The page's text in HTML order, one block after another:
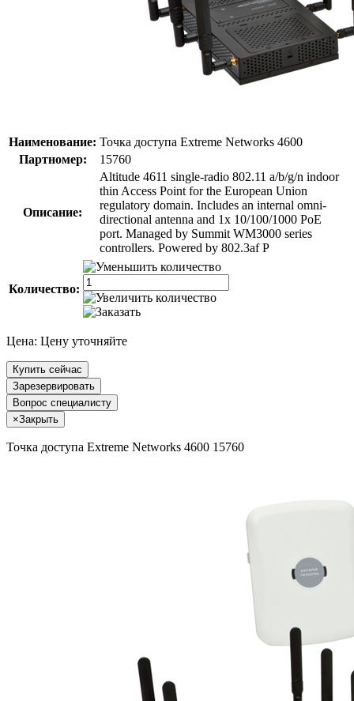
Наименование: Точка доступа Extreme Networks 4600
Партномер:
15760
Описание:
Altitude 4611 single-radio 802.11 a/b/g/n indoor
thin Access Point for the European Union
regulatory domain. Includes an internal omni-
directional antenna and 1x 10/100/1000 PoE
port. Managed by Summit WM3000 series
controllers. Powered by 802.3af P
Количество:
Цена: Цену уточняйте
Купить сейчас
Зарезервировать
Вопрос специалисту
×Закрыть
Точка доступа Extreme Networks 4600 15760